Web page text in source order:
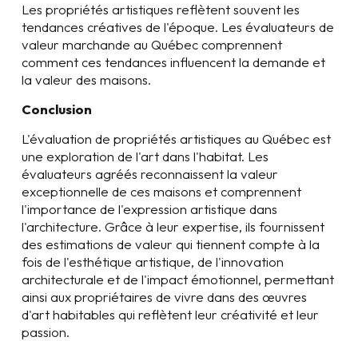
Les propriétés artistiques reflètent souvent les
tendances créatives de l'époque. Les évaluateurs de
valeur marchande au Québec comprennent
comment ces tendances influencent la demande et
la valeur des maisons.
Conclusion
L'évaluation de propriétés artistiques au Québec est
une exploration de l'art dans l'habitat. Les
évaluateurs agréés reconnaissent la valeur
exceptionnelle de ces maisons et comprennent
l'importance de l'expression artistique dans
l'architecture. Grâce à leur expertise, ils fournissent
des estimations de valeur qui tiennent compte à la
fois de l'esthétique artistique, de l'innovation
architecturale et de l'impact émotionnel, permettant
ainsi aux propriétaires de vivre dans des œuvres
d'art habitables qui reflètent leur créativité et leur
passion.